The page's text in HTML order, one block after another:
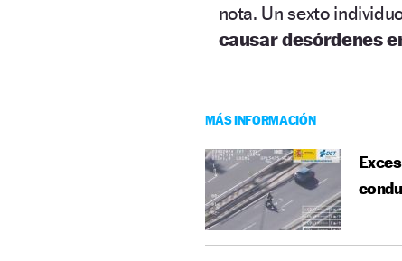
nota. Un sexto
causar desórdenes
MÁS INFORMACIÓN